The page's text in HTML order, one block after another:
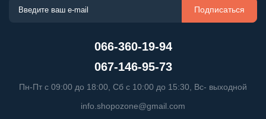
Подписаться
066-360-19-94
067-146-95-73
Пн-Пт с 09:00 до 18:00, Сб с 10:00 до 15:30, Вс- выходной
info.shopozone@gmail.com